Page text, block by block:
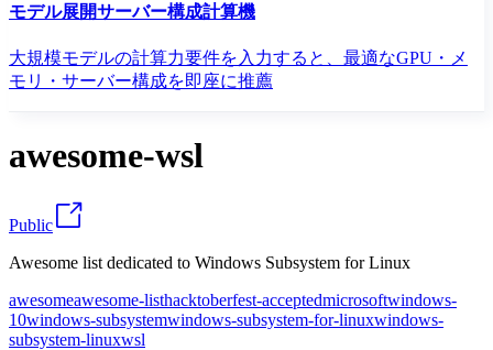
モデル展開サーバー構成計算機
大規模モデルの計算力要件を入力すると、最適なGPU・メ
モリ・サーバー構成を即座に推薦
awesome-wsl
Public
Awesome list dedicated to Windows Subsystem for Linux
awesomeawesome-listhacktoberfest-acceptedmicrosoftwindows-
10windows-subsystemwindows-subsystem-for-linuxwindows-
subsystem-linuxwsl